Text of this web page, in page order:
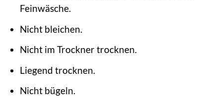
Feinwäsche.
Nicht bleichen.
Nicht im Trockner trocknen.
Liegend trocknen.
Nicht bügeln.